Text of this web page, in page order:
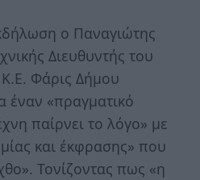
ο Παναγιώτης
Διευθυντής του
Κ.Ε. Φάρις Δήμου
έναν «πραγματικό
παίρνει το λόγο» με
και έκφρασης» που
Τονίζοντας πως «η